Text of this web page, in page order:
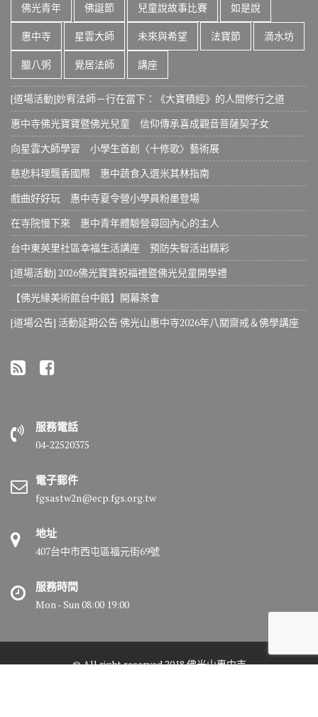
佛光青年 佛誕節 兒童說故事比賽 如是說
惠中寺 星雲大師 未來與希望 法寶節 滴水坊
臘八粥 覺居法師 講座
[道場活動]妙宥法師－行在當下：《大寶積經》的人間修行之道
惠中寺佛光寶寶暨佛光兒童 信仰傳承喜成觀音菩薩契子女
向星雲大師學習 小學生首創〈十修歌〉藝術展
慈悲料理飄香國際 惠中蔬食入選米其林指南
戲曲好好玩 惠中寺夏令營小學員粉墨登場
在寺院慢下來 惠中青年體驗營尋回內心的主人
台中東英里社區幸福生活講座 預防失智活出精彩
[道場活動] 2026佛光寶寶祝福禮暨佛光兒童開學禮
【佛光緣美術館台中館】開幕茶會
[道場公告] 活動延期公告 佛光山惠中寺2026年八關齋戒＆佛學講座
服務電話
04-22520375
電子郵件
fgsastw2n@ecp.fgs.org.tw
地址
407台中市西屯區福元街69號
服務時間
Mon - Sun 08:00 19:00
© All right reserved 2018 佛光山惠中寺